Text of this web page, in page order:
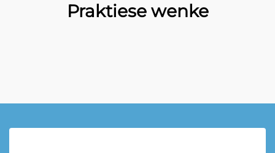
Praktiese wenke